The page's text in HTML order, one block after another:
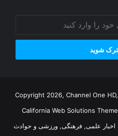
California Web Solutions Theme
اخبار علمی, فرهنگی, ورزشی و حوادث